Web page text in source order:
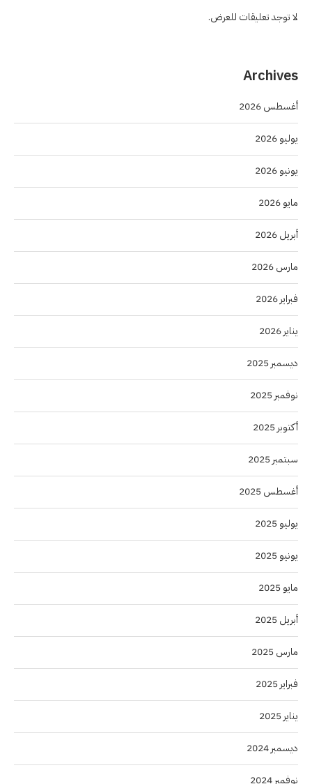
لا توجد تعليقات للعرض.
Archives
أغسطس 2026
يوليو 2026
يونيو 2026
مايو 2026
أبريل 2026
مارس 2026
فبراير 2026
يناير 2026
ديسمبر 2025
نوفمبر 2025
أكتوبر 2025
سبتمبر 2025
أغسطس 2025
يوليو 2025
يونيو 2025
مايو 2025
أبريل 2025
مارس 2025
فبراير 2025
يناير 2025
ديسمبر 2024
نوفمبر 2024